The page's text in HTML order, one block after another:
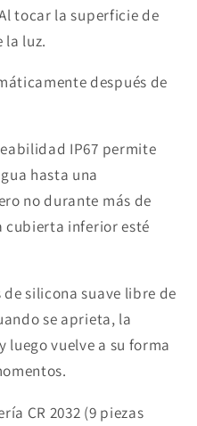
tocar la superficie de
la luz.
después de
IP67 permite
hasta una
no durante más de
cubierta inferior esté
silicona suave libre de
se aprieta, la
vuelve a su forma
CR 2032 (9 piezas